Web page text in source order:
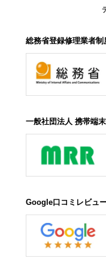
総務省登録修理業者制
一般社団法人 携帯端
Google口コミレビュ